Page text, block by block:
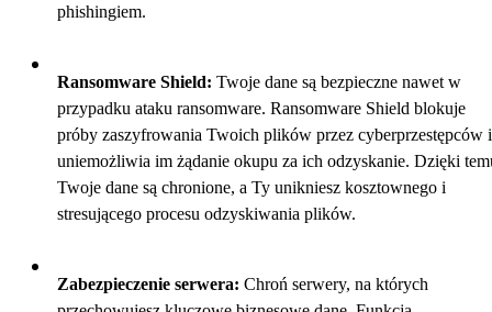
phishingiem.
Ransomware Shield: Twoje dane są bezpieczne nawet w
przypadku ataku ransomware. Ransomware Shield blokuje
próby zaszyfrowania Twoich plików przez cyberprzestępców i
uniemożliwia im żądanie okupu za ich odzyskanie. Dzięki
Twoje dane są chronione, a Ty unikniesz kosztownego i
stresującego procesu odzyskiwania plików.
Zabezpieczenie serwera: Chroń serwery, na których